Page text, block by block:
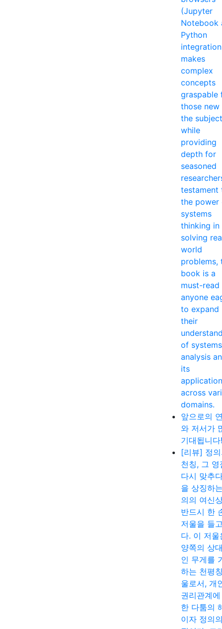
(Jupyter
Notebook
Python
makes
complex
concepts
graspable
those
the subject
while
providing
depth for
seasoned
testament
the power
systems
thinking in
solving
world
problems,
book is a
must-
anyone
to expand
their
of systems
analysis
its
across
domains.
앞으로의
와 저서가
기대됩니다!
[리뷰] 정
천칭, 그 영
다시 맞추
을 상징하
의의 여신
반드시 한
저울을 들
다. 이 저울
양쪽의 상
인 무게를
하는 천평
울로서, 개
권리관계
한 다툼의
이자 정의